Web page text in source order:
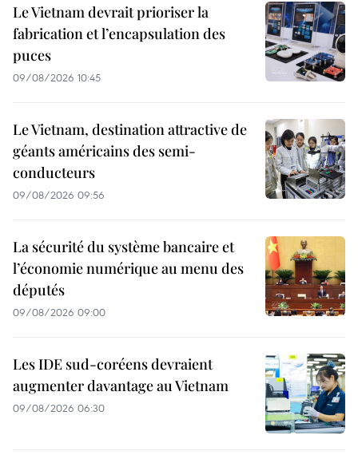
Le Vietnam devrait prioriser la
fabrication et l’encapsulation des
puces
09/08/2026 10:45
Le Vietnam, destination attractive de
géants américains des semi-
conducteurs
09/08/2026 09:56
La sécurité du système bancaire et
l’économie numérique au menu des
députés
09/08/2026 09:00
Les IDE sud-coréens devraient
augmenter davantage au Vietnam
09/08/2026 06:30